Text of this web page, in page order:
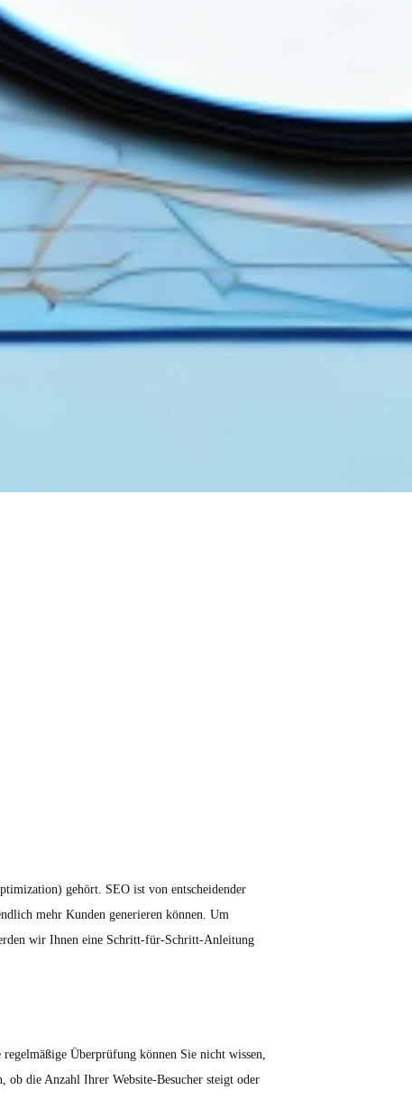
gehört. SEO ist von entscheidender
mehr Kunden generieren können. Um
wir Ihnen eine Schritt-für-Schritt-Anleitung
Überprüfung können Sie nicht wissen,
die Anzahl Ihrer Website-Besucher steigt oder